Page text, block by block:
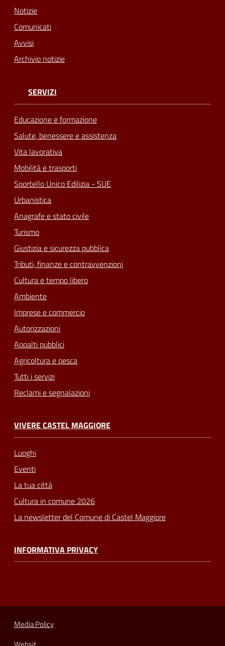
Notizie
Comunicati
Avvisi
Archivio notizie
SERVIZI
Educazione e formazione
Salute, benessere e assistenza
Vita lavorativa
Mobilità e trasporti
Sportello Unico Edilizia - SUE
Urbanistica
Anagrafe e stato civile
Turismo
Giustizia e sicurezza pubblica
Tributi, finanze e contravvenzioni
Cultura e tempo libero
Ambiente
Imprese e commercio
Autorizzazioni
Appalti pubblici
Agricoltura e pesca
Tutti i servizi
Reclami e segnalazioni
VIVERE CASTEL MAGGIORE
Luoghi
Eventi
La tua città
Cultura in comune 2026
La newsletter del Comune di Castel Maggiore
INFORMATIVA PRIVACY
Media Policy